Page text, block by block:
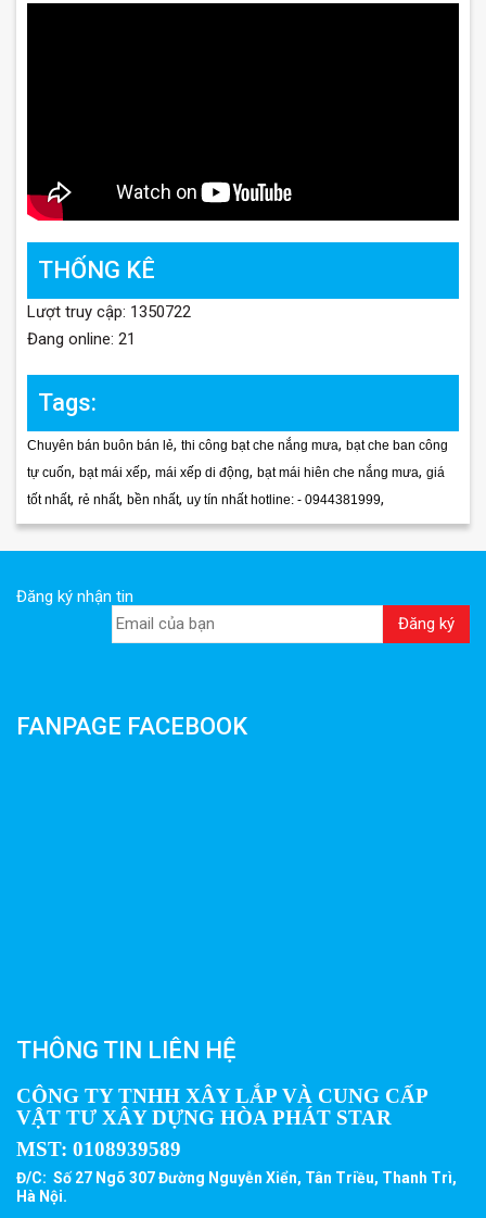
THỐNG KÊ
Lượt truy cập: 1350722
Đang online: 21
Tags:
Chuyên bán buôn bán lẻ, thi công bạt che nắng mưa, bạt che ban công
tự cuốn, bạt mái xếp, mái xếp di động, bạt mái hiên che nắng mưa, giá
tốt nhất, rẻ nhất, bền nhất, uy tín nhất hotline: - 0944381999,
Đăng ký nhận tin
FANPAGE FACEBOOK
THÔNG TIN LIÊN HỆ
CÔNG TY TNHH XÂY LẮP VÀ CUNG CẤP
VẬT TƯ XÂY DỰNG HÒA PHÁT STAR
MST: 0108939589
Đ/C: Số 27 Ngõ 307 Đường Nguyễn Xiển, Tân Triều, Thanh Trì,
Hà Nội.